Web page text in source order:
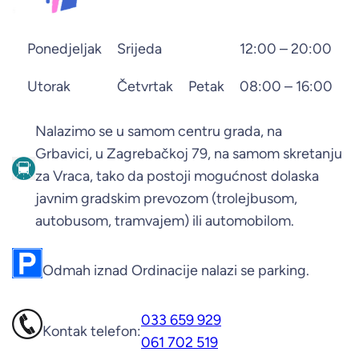
Ponedjeljak Srijeda 12:00 – 20:00
Utorak Četvrtak Petak 08:00 – 16:00
Nalazimo se u samom centru grada, na
Grbavici, u Zagrebačkoj 79, na samom skretanju
za Vraca, tako da postoji mogućnost dolaska
javnim gradskim prevozom (trolejbusom,
autobusom, tramvajem) ili automobilom.
Odmah iznad Ordinacije nalazi se parking.
Kontak telefon:
033 659 929
061 702 519